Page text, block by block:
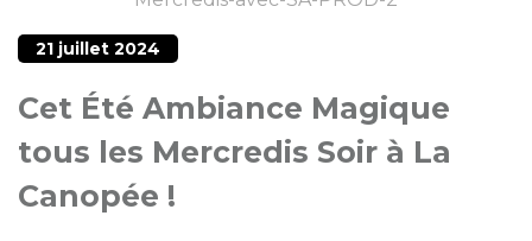
21 juillet 2024
Cet Été Ambiance Magique
tous les Mercredis Soir à La
Canopée !